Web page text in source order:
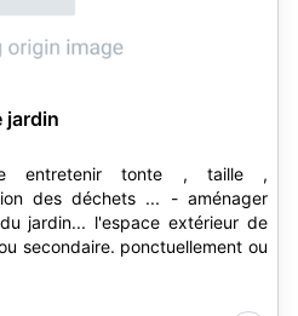
jardin
entretenir tonte , taille ,
des déchets ... - aménager
extérieur de
ponctuellement ou